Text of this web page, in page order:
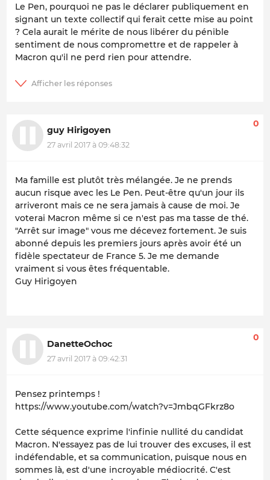
Le Pen, pourquoi ne pas le déclarer publiquement en
signant un texte collectif qui ferait cette mise au point
? Cela aurait le mérite de nous libérer du pénible
sentiment de nous compromettre et de rappeler à
Macron qu'il ne perd rien pour attendre.
guy Hirigoyen
27 avril 2017 à 09:48:32
0
Ma famille est plutôt très mélangée. Je ne prends
aucun risque avec les Le Pen. Peut-être qu'un jour ils
arriveront mais ce ne sera jamais à cause de moi. Je
voterai Macron même si ce n'est pas ma tasse de thé.
"Arrêt sur image" vous me décevez fortement. Je suis
abonné depuis les premiers jours après avoir été un
fidèle spectateur de France 5. Je me demande
vraiment si vous êtes fréquentable.
Guy Hirigoyen
DanetteOchoc
27 avril 2017 à 09:42:31
0
Pensez printemps !
https://www.youtube.com/watch?v=JmbqGFkrz8o
Cette séquence exprime l'infinie nullité du candidat
Macron. N'essayez pas de lui trouver des excuses, il est
indéfendable, et sa communication, puisque nous en
sommes là, est d'une incroyable médiocrité. C'est